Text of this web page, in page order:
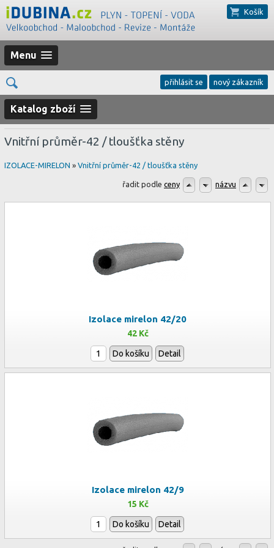
Košík
Menu
přihlásit se nový zákazník
Katalog zboží
Vnitřní průměr-42 / tloušťka stěny
IZOLACE-MIRELON » Vnitřní průměr-42 / tloušťka stěny
řadit podle ceny názvu
Izolace mirelon 42/20
42 Kč
Do košíku Detail
Izolace mirelon 42/9
15 Kč
Do košíku Detail